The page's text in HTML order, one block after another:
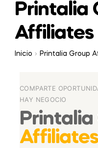
Printalia
Affiliates
Inicio Printalia Group
COMPARTE
HAY NEGOCIO
Printalia
Affiliates